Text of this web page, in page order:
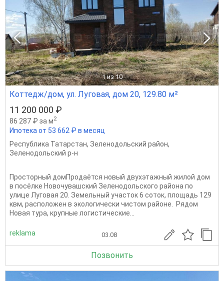
1 из 10
Коттедж/дом, ул. Луговая, дом 20, 129.80 м²
11 200 000 ₽
86 287 ₽ за м2
Ипотека от 53 662 ₽ в месяц
Республика Татарстан, Зеленодольский район,
Зеленодольский р-н
Просторный домПродаётся новый двухэтажный жилой дом
в посёлке Новочувашский Зеленодольского района по
улице Луговая 20. Земельный участок 6 соток, площадь 129
квм, расположен в экологически чистом районе. Рядом
Новая тура, крупные логистические...
reklama 03.08
Позвонить